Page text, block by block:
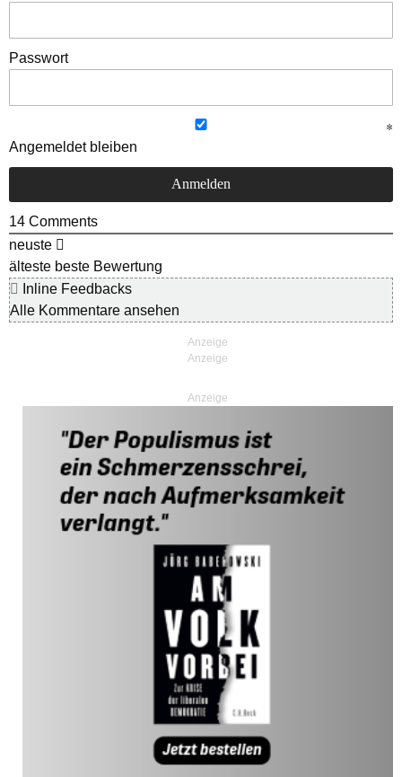
Passwort
Angemeldet bleiben
14 Comments
neuste
älteste beste Bewertung
Inline Feedbacks
Alle Kommentare ansehen
Anzeige